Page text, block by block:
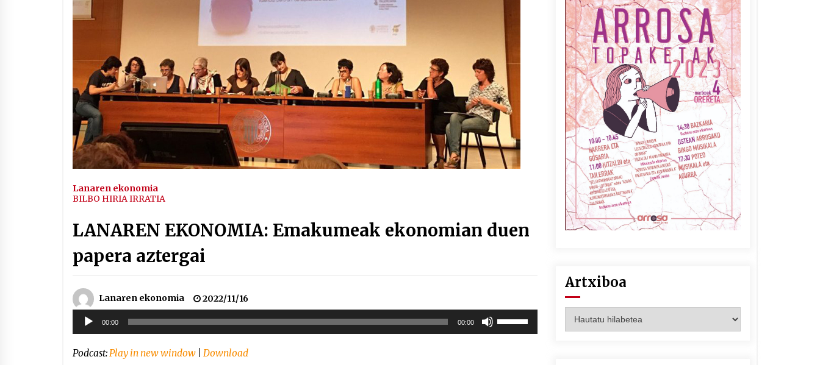
Arrosaren IX. Topaketak –
Mila esker guztioi!
Arrosa sareko IX. topaketak!
2021/10/13
Azaroak 6 Iurretan Arrosa
sarearen IX. topaketak
2021/10/04
Segura irratian Arrosaren 20
urteez
2021/07/22
Arrosari buruzko erreportaia
2021/07/16
Berria egunkarian
elkarrizketa Arrosaren 20
urteez
2021/07/06
Hala Bedi irratiko Hizpidea
2021/07/03
Zebrabidearen denboraldi
Arrosaren laburpen bideoa
Hamaika Telebistaren eskutik
2021/06/30
Lanaren ekonomia
BILBO HIRIA IRRATIA
LANAREN EKONOMIA: Emakumeak ekonomian duen
papera aztergai
Lanaren ekonomia
2022/11/16
Soinu
erreproduzigailua
00:00 00:00
Podcast:Play in new window Download
Artxiboa